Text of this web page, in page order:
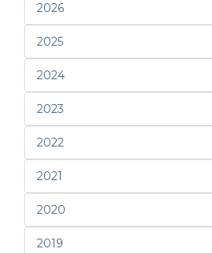
2026
2025
2024
2023
2022
2021
2020
2019